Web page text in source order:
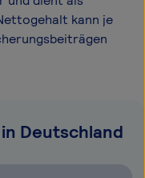
kann je
Deutschland